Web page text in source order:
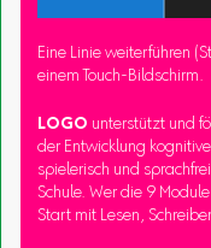
Eine Linie weiterführen
einem Touch-Bildschirm.
LOGO unterstützt und
der Entwicklung
spielerisch und
Schule. Wer die 9
Start mit Lesen,